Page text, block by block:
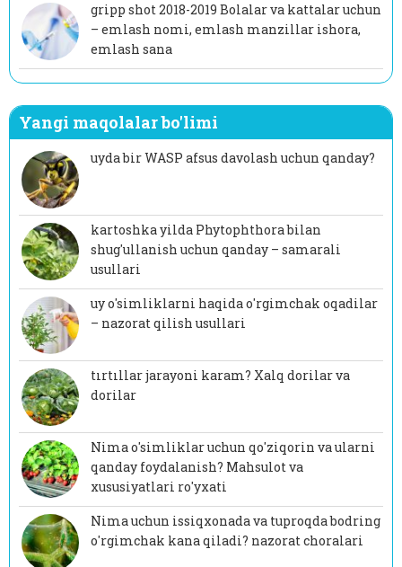
gripp shot 2018-2019 Bolalar va kattalar uchun
– emlash nomi, emlash manzillar ishora,
emlash sana
Yangi maqolalar bo'limi
uyda bir WASP afsus davolash uchun qanday?
kartoshka yilda Phytophthora bilan
shug'ullanish uchun qanday – samarali
usullari
uy o'simliklarni haqida o'rgimchak oqadilar
– nazorat qilish usullari
tırtıllar jarayoni karam? Xalq dorilar va
dorilar
Nima o'simliklar uchun qo'ziqorin va ularni
qanday foydalanish? Mahsulot va
xususiyatlari ro'yxati
Nima uchun issiqxonada va tuproqda bodring
o'rgimchak kana qiladi? nazorat choralari